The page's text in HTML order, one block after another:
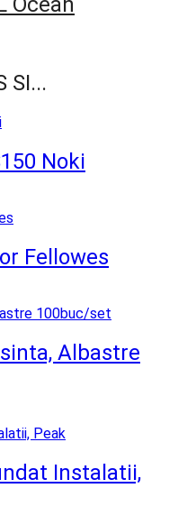
SI...
Noki
Fellowes
Albastre
Instalatii,